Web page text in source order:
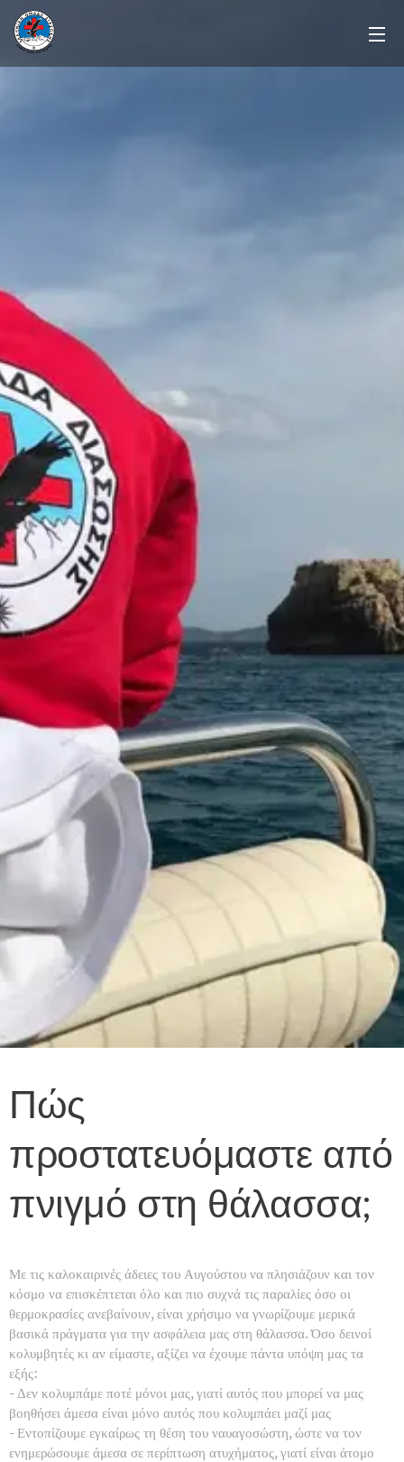
Πώς
προστατευόμαστε από
πνιγμό στη θάλασσα;
Με τις καλοκαιρινές άδειες του Αυγούστου να πλησιάζουν και τον
κόσμο να επισκέπτεται όλο και πιο συχνά τις παραλίες όσο οι
θερμοκρασίες ανεβαίνουν, είναι χρήσιμο να γνωρίζουμε μερικά
βασικά πράγματα για την ασφάλεια μας στη θάλασσα. Όσο δεινοί
κολυμβητές κι αν είμαστε, αξίζει να έχουμε πάντα υπόψη μας τα
εξής:
- Δεν κολυμπάμε ποτέ μόνοι μας, γιατί αυτός που μπορεί να μας
βοηθήσει άμεσα είναι μόνο αυτός που κολυμπάει μαζί μας
- Εντοπίζουμε εγκαίρως τη θέση του ναυαγοσώστη, ώστε να τον
ενημερώσουμε άμεσα σε περίπτωση ατυχήματος, γιατί είναι άτομο